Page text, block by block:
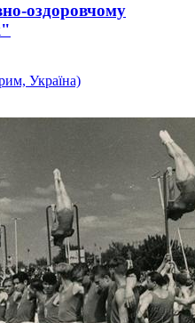
оздоровчому
Україна)